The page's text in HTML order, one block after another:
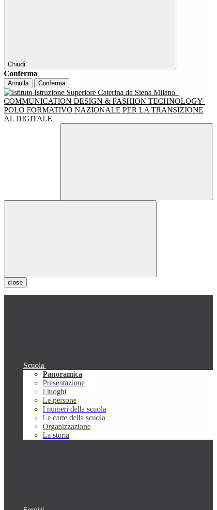
Chiudi
Conferma
Annulla Conferma
COMMUNICATION DESIGN & FASHION TECHNOLOGY
POLO FORMATIVO NAZIONALE PER LA TRANSIZIONE
AL DIGITALE
close
Scuola
Panoramica
Presentazione
I luoghi
Le persone
I numeri della scuola
Le carte della scuola
Organizzazione
La storia